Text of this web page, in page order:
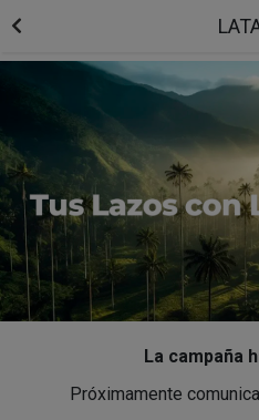
La campaña
Próximamente